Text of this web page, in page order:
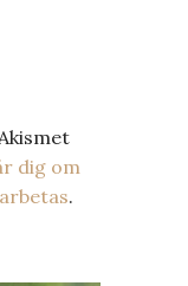
dig om
.